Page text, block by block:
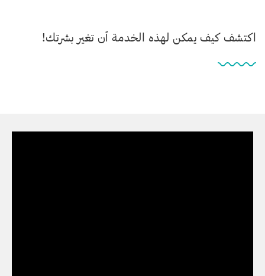
اكتشف كيف يمكن لهذه الخدمة أن تغير بشرتك!